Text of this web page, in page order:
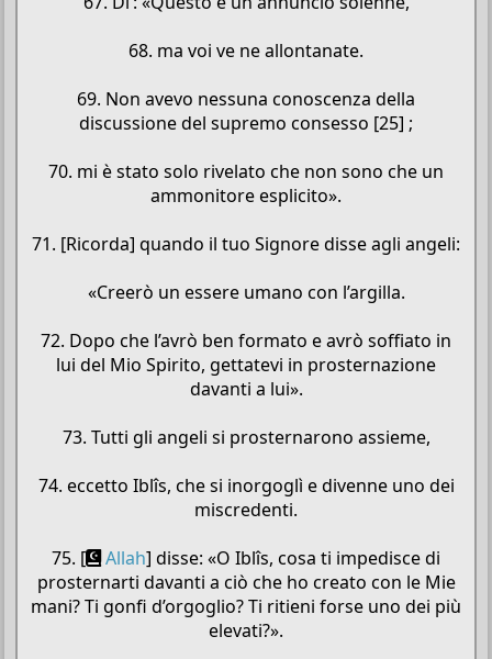
68. ma voi ve ne allontanate.
69. Non avevo nessuna conoscenza della
discussione del supremo consesso [25] ;
70. mi è stato solo rivelato che non sono che un
ammonitore esplicito».
71. [Ricorda] quando il tuo Signore disse agli angeli:
«Creerò un essere umano con l’argilla.
72. Dopo che l’avrò ben formato e avrò soffiato in
lui del Mio Spirito, gettatevi in prosternazione
davanti a lui».
73. Tutti gli angeli si prosternarono assieme,
74. eccetto Iblîs, che si inorgoglì e divenne uno dei
miscredenti.
75. [
Allah] disse: «O Iblîs, cosa ti impedisce di
prosternarti davanti a ciò che ho creato con le Mie
mani? Ti gonfi d’orgoglio? Ti ritieni forse uno dei più
elevati?».